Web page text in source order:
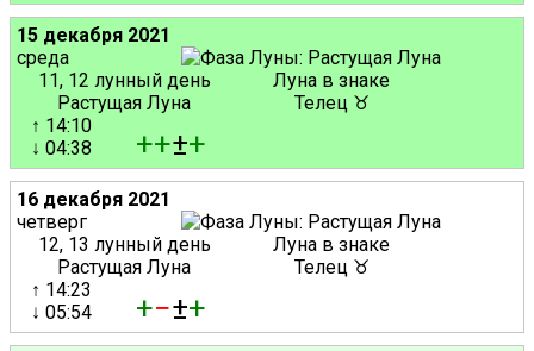
15 декабря 2021
среда
11, 12 лунный день
Растущая Луна
Луна в знаке
Телец ♉
↑ 14:10
↓ 04:38
++±+
16 декабря 2021
четверг
12, 13 лунный день
Растущая Луна
Луна в знаке
Телец ♉
↑ 14:23
↓ 05:54
+−±+